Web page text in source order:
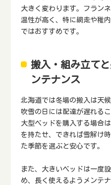
大きく変わります。フラン
温性が高く、特に網走や稚
ではおすすめです。
搬入・組み立て
ンテナンス
北海道では冬場の搬入は天
吹雪の日には配達が遅れる
大型ベッドを購入する場合
を持たせ、できれば雪解け
た季節を選ぶと安心です。
また、大きいベッドは一度
め、長く使えるようメンテ